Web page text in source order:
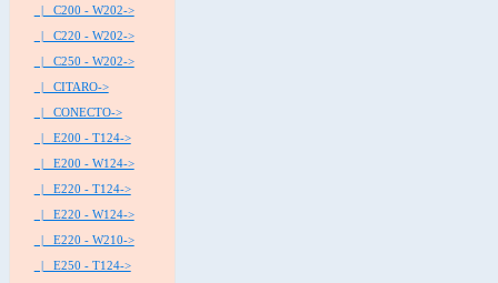
|_ C200 - W202->
|_ C220 - W202->
|_ C250 - W202->
|_ CITARO->
|_ CONECTO->
|_ E200 - T124->
|_ E200 - W124->
|_ E220 - T124->
|_ E220 - W124->
|_ E220 - W210->
|_ E250 - T124->